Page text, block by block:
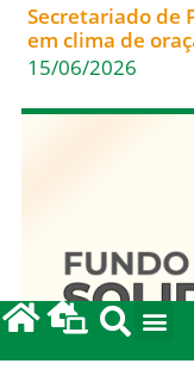
Secretariado de
em clima de
15/06/2026